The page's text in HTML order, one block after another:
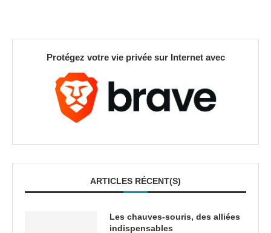
Protégez votre vie privée sur Internet avec
ARTICLES RÉCENT(S)
Les chauves-souris, des alliées
indispensables